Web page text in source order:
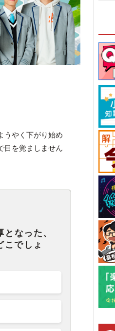
うやく下がり始め
目を覚ましません
なった、
こでしょ